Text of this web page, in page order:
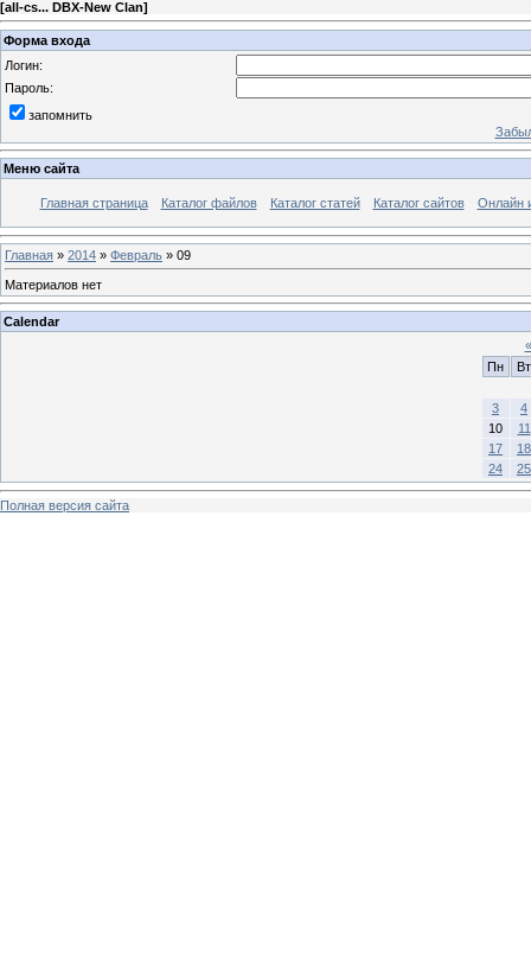
[all-cs... DBX-New Clan]
Форма входа
Логин:
Пароль:
запомнить
Меню сайта
Главная страница Каталог файлов Каталог статей Каталог сайтов Онлайн
Главная » 2014 » Февраль » 09
Материалов нет
Calendar
«
Пн
Вт
3
4
10
11
17
18
24
25
Полная версия сайта